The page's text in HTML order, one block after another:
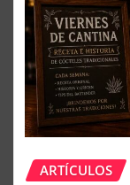
ARTÍCULOS